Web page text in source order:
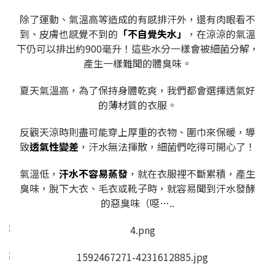
除了運動、氣溫高等造成的有感排汗外，還有肉眼看不
到、皮膚也感覺不到的 「不自覺失水」
，在涼涼的氣溫
下仍可以排出約900毫升！這些水分一樣會被細菌分解，
產生一樣難聞的體臭味。
夏天氣溫高，為了保持身體乾爽，我們都會選擇透氣好
的薄材質的衣服。
反觀天涼時則盡可能穿上厚重的衣物、圍巾來保暖，導
致透氣性變差 ，汗水無法揮散，細菌們吃得可開心了！
氣溫低， 汗水不容易蒸發 ，就在衣服裡不斷累積，產生
臭味，脫下大衣、毛衣或靴子時，就容易聞到汗水發酵
的惡臭味（噁…..